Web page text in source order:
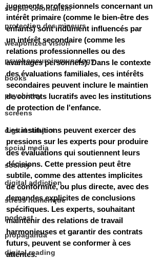
scopic colonialism
protection des mineurs
weaponized vision
psychoneuroimmunology
books
psychiatry
screens
digital subject
social media
society
digital addiction
stress numérique
podcast
propaganda
digital reading
jugements professionnels concernant un
intérêt primaire (comme le bien-être des
enfants) sont indûment influencés par
un intérêt secondaire (comme les
relations professionnelles ou des
avantages personnels). Dans le contexte
des évaluations familiales, ces intérêts
secondaires peuvent inclure le maintien
de contrats lucratifs avec les institutions
de protection de l'enfance.
Les institutions peuvent exercer des
pressions sur les experts pour produire
des évaluations qui soutiennent leurs
décisions. Cette pression peut être
subtile, comme des attentes implicites
de conformité, ou plus directe, avec des
demandes explicites de conclusions
spécifiques. Les experts, souhaitant
maintenir des relations de travail
harmonieuses et garantir des contrats
futurs, peuvent se conformer à ces
attentes.